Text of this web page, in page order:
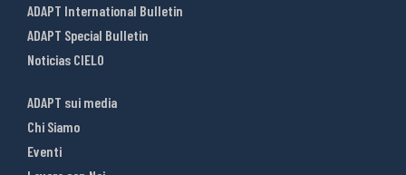
ADAPT International Bulletin
ADAPT Special Bulletin
Noticias CIELO
ADAPT sui media
Chi Siamo
Eventi